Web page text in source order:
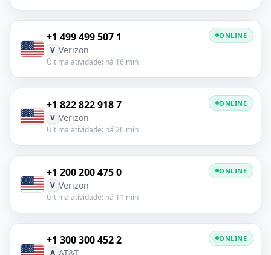
+1 499 499 507 1
V Verizon
Última atividade: há 16 min
ONLINE
+1 822 822 918 7
V Verizon
Última atividade: há 26 min
ONLINE
+1 200 200 475 0
V Verizon
Última atividade: há 11 min
ONLINE
+1 300 300 452 2
A AT&T
ONLINE